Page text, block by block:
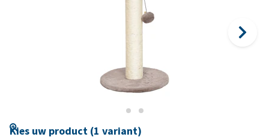
Kies uw product (1 variant)